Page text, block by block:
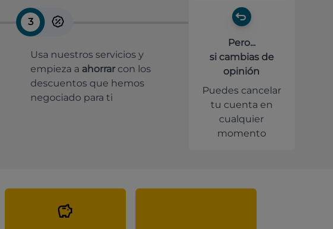
3
Usa nuestros servicios y
empieza a ahorrar con los
descuentos que hemos
negociado para ti
Pero...
si cambias de
opinión
Puedes cancelar
tu cuenta en
cualquier
momento